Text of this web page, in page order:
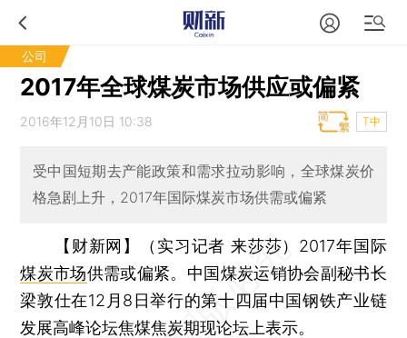
公司
2017年全球煤炭市场供应或偏紧
2016年12月10日 10:38 T中
受中国短期去产能政策和需求拉动影响，全球煤炭价
格急剧上升，2017年国际煤炭市场供需或偏紧
【财新网】（实习记者 来莎莎） 2017年国际
煤炭市场供需或偏紧。中国煤炭运销协会副秘书长
梁敦仕在12月8日举行的第十四届中国钢铁产业链
发展高峰论坛焦煤焦炭期现论坛上表示。